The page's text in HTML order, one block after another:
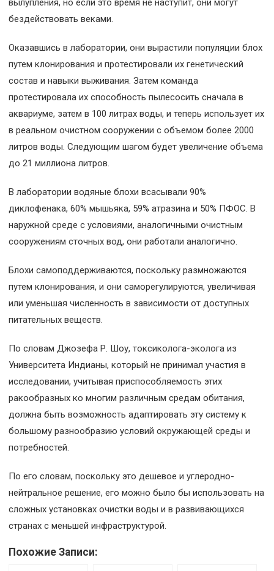
вылупления, но если это время не наступит, они могут
бездействовать веками.
Оказавшись в лаборатории, они вырастили популяции блох
путем клонирования и протестировали их генетический
состав и навыки выживания. Затем команда
протестировала их способность пылесосить сначала в
аквариуме, затем в 100 литрах воды, и теперь использует их
в реальном очистном сооружении с объемом более 2000
литров воды. Следующим шагом будет увеличение объема
до 21 миллиона литров.
В лаборатории водяные блохи всасывали 90%
диклофенака, 60% мышьяка, 59% атразина и 50% ПФОС. В
наружной среде с условиями, аналогичными очистным
сооружениям сточных вод, они работали аналогично.
Блохи самоподдерживаются, поскольку размножаются
путем клонирования, и они саморегулируются, увеличивая
или уменьшая численность в зависимости от доступных
питательных веществ.
По словам Джозефа Р. Шоу, токсиколога-эколога из
Университета Индианы, который не принимал участия в
исследовании, учитывая приспособляемость этих
ракообразных ко многим различным средам обитания,
должна быть возможность адаптировать эту систему к
большому разнообразию условий окружающей среды и
потребностей.
По его словам, поскольку это дешевое и углеродно-
нейтральное решение, его можно было бы использовать на
сложных установках очистки воды и в развивающихся
странах с меньшей инфраструктурой.
Похожие Записи: